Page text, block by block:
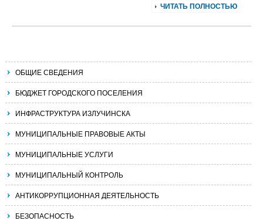
ЧИТАТЬ ПОЛНОСТЬЮ
ОБЩИЕ СВЕДЕНИЯ
БЮДЖЕТ ГОРОДСКОГО ПОСЕЛЕНИЯ
ИНФРАСТРУКТУРА ИЗЛУЧИНСКА
МУНИЦИПАЛЬНЫЕ ПРАВОВЫЕ АКТЫ
МУНИЦИПАЛЬНЫЕ УСЛУГИ
МУНИЦИПАЛЬНЫЙ КОНТРОЛЬ
АНТИКОРРУПЦИОННАЯ ДЕЯТЕЛЬНОСТЬ
БЕЗОПАСНОСТЬ